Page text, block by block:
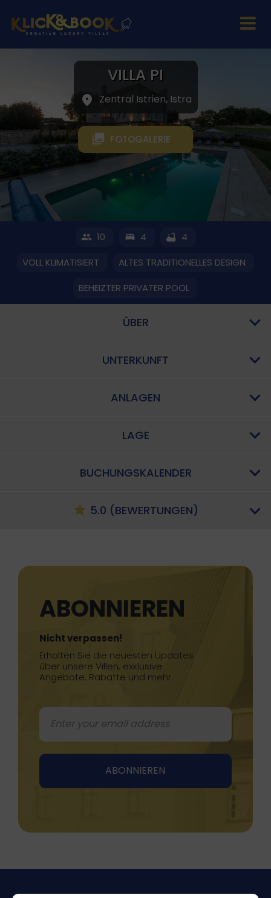
VILLA PI
Zentral Istrien, Istra
FOTOGALERIE
10 4
4
VOLL KLIMATISIERT
ALTES TRADITIONELLES DESIGN
BEHEIZTER PRIVATER POOL
ÜBER
UNTERKUNFT
ANLAGEN
LAGE
BUCHUNGSKALENDER
5.0 (BEWERTUNGEN)
ABONNIEREN
Nicht verpassen!
Erhalten Sie die neuesten Updates
über unsere Villen, exklusive
Angebote, Rabatte und mehr.